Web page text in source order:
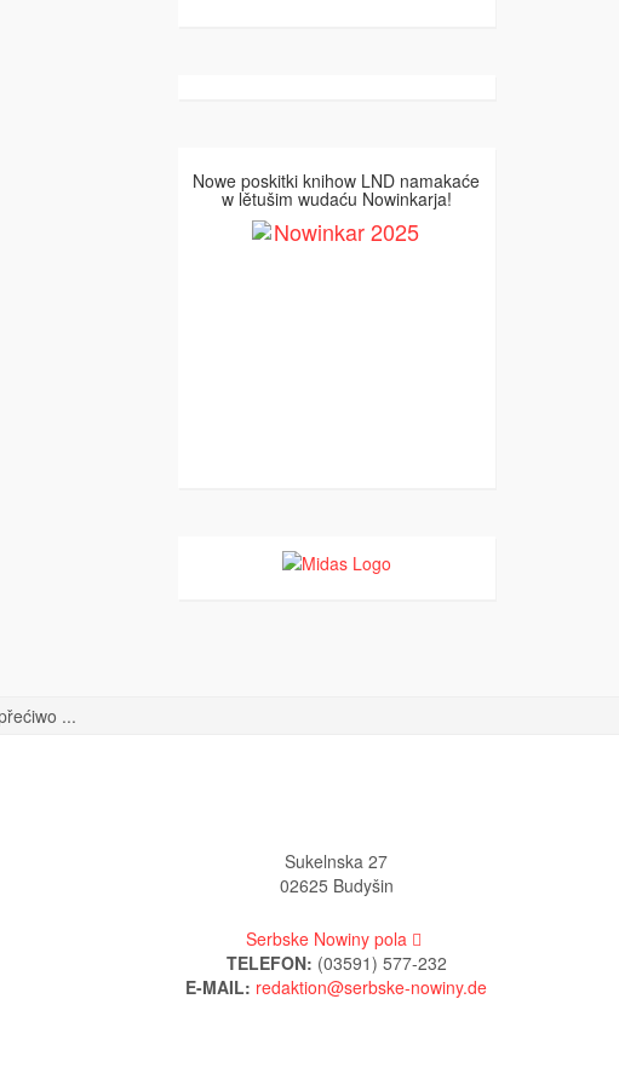
Nowe poskitki knihow LND namakaće
w lětušim wudaću Nowinkarja!
...
Sukelnska 27
02625 Budyšin
Serbske Nowiny pola
TELEFON: (03591) 577-232
E-MAIL: